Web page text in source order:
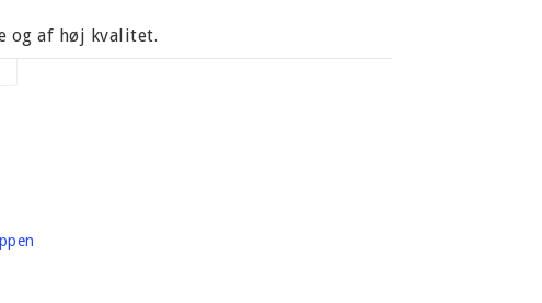
og af høj kvalitet.